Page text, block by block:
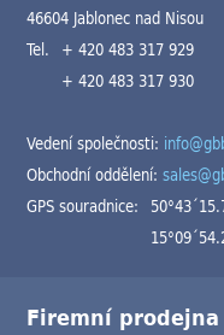
46604 Jablonec nad Nisou
Tel. + 420 483 317 929
+ 420 483 317 930
Vedení společnosti:
Obchodní oddělení:
GPS souradnice:
Firemní prodejna